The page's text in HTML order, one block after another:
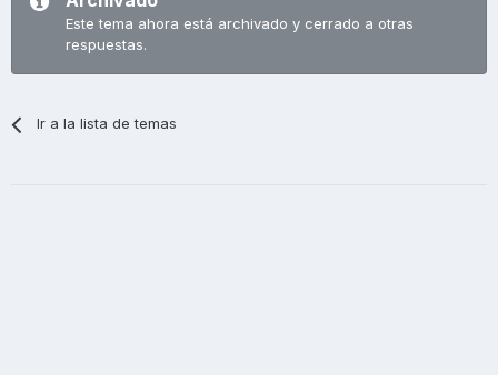
Este tema ahora está archivado y cerrado a otras
respuestas.
Ir a la lista de temas